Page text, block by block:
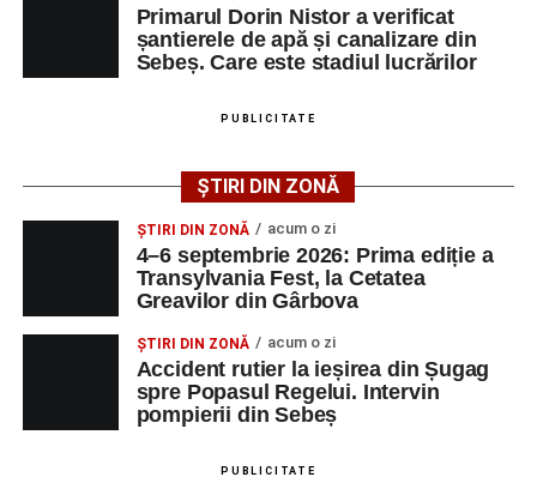
septembrie 2026, laCetatea Greavilor din Gârbova
Intrarea este liberă pe întreaga durată a evenimentului.
Ultimele știri din Sebeș
Femeie de 66 de ani, transportată în stare gravă la
spital după ce a fost lovită de o motocicletă pe
strada Dorobanți din Sebeș
Accident pe strada Dorobanți din Sebeș: fermeie
de 66 de ani rănită grav, după ce a fost lovită de o
motocicletă
4–6 septembrie 2026: Prima ediție a Transylvania
Primarul Dorin Nistor a verificat
șantierele de apă și canalizare din
Sebeș. Care este stadiul lucrărilor
PUBLICITATE
ȘTIRI DIN ZONĂ
ȘTIRI DIN ZONĂ acum o zi
4–6 septembrie 2026: Prima ediție a
Transylvania Fest, la Cetatea
Greavilor din Gârbova
ȘTIRI DIN ZONĂ acum o zi
Accident rutier la ieșirea din Șugag
spre Popasul Regelui. Intervin
pompierii din Sebeș
PUBLICITATE